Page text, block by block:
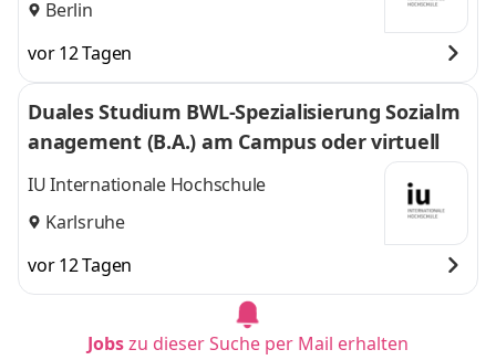
Berlin
vor 12 Tagen
Duales Studium BWL-Spezialisierung Sozialm
anagement (B.A.) am Campus oder virtuell
IU Internationale Hochschule
Karlsruhe
vor 12 Tagen
Jobszu dieser Suche per Mail erhalten